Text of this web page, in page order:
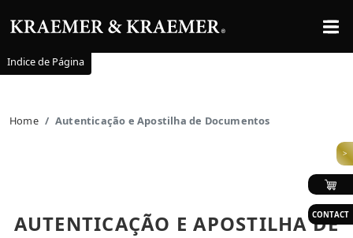
>
CONTACT
Home Autenticação e Apostilha de Documentos
AUTENTICAÇÃO E APOSTILHA DE
Indice de Página